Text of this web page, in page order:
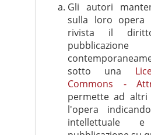
Gli autori
sulla loro opera
rivista il
sotto una
Commons -
permette ad altri
l'opera
intellettuale